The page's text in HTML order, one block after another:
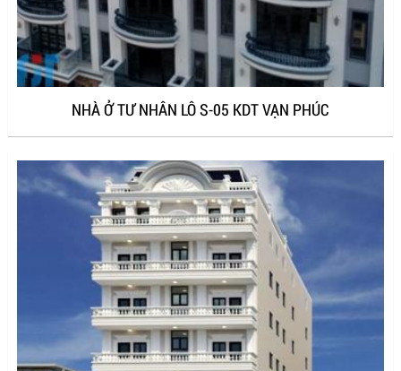
NHÀ Ở TƯ NHÂN LÔ S-05 KDT VẠN PHÚC